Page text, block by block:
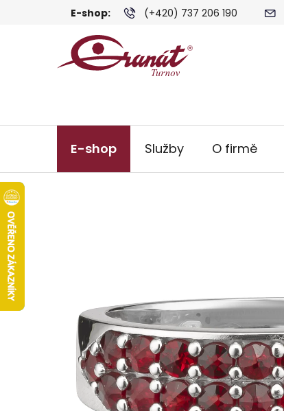
E-shop: (+420) 737 206 190
E-shop Služby O firmě